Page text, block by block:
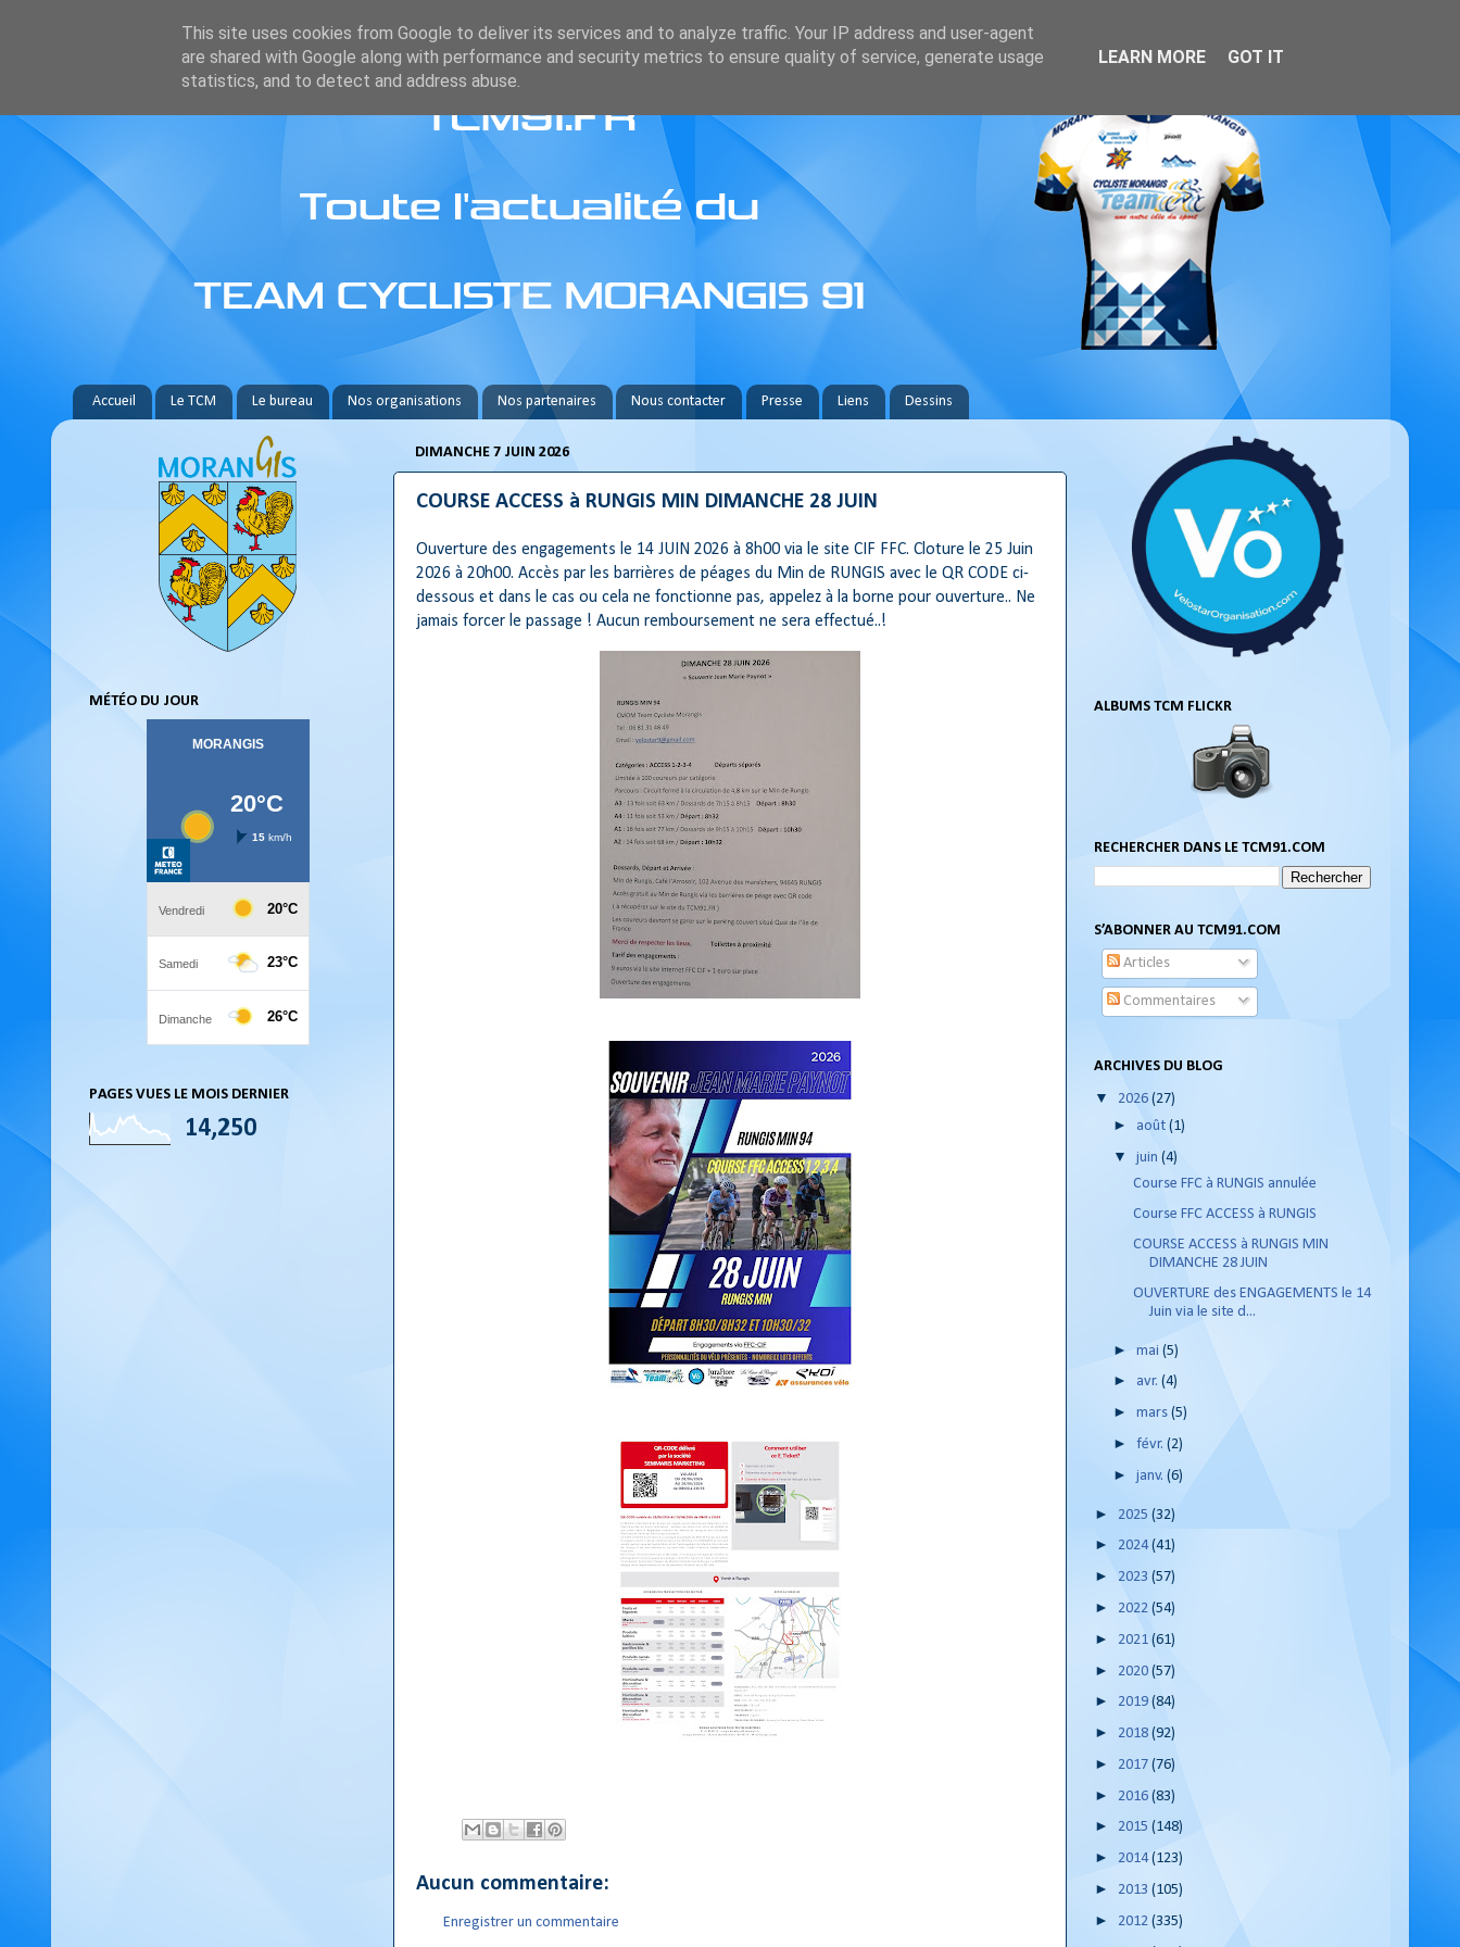
Accueil Le TCM Le bureau Nos organisations Nos partenaires Nous contacter Presse Liens Dessins
DIMANCHE 7 JUIN 2026
COURSE ACCESS à RUNGIS MIN DIMANCHE 28 JUIN
Ouverture des engagements le 14 JUIN 2026 à 8h00 via le site CIF FFC. Cloture le 25 Juin
2026 à 20h00. Accès par les barrières de péages du Min de RUNGIS avec le QR CODE ci-
dessous et dans le cas ou cela ne fonctionne pas, appelez à la borne pour ouverture.. Ne
jamais forcer le passage ! Aucun remboursement ne sera effectué..!
Aucun commentaire:
Enregistrer un commentaire
MÉTÉO DU JOUR
PAGES VUES LE MOIS DERNIER
14,250
ALBUMS TCM FLICKR
RECHERCHER DANS LE TCM91.COM
S’ABONNER AU TCM91.COM
Articles
Commentaires
ARCHIVES DU BLOG
▼ 2026 (27)
► août(1)
▼juin(4)
Course FFC à RUNGIS annulée
Course FFC ACCESS à RUNGIS
COURSE ACCESS à RUNGIS MIN
DIMANCHE 28 JUIN
OUVERTURE des ENGAGEMENTS le 14
Juin via le site d...
► mai(5)
► avr.(4)
►mars(5)
►févr.(2)
►janv.(6)
► 2025 (32)
► 2024(41)
► 2023 (57)
► 2022 (54)
► 2021 (61)
► 2020 (57)
► 2019 (84)
► 2018 (92)
► 2017 (76)
► 2016 (83)
► 2015 (148)
► 2014(123)
► 2013 (105)
► 2012 (335)
This site uses cookies from Google to deliver its services and to analyze traffic. Your IP address and user-agent
are shared with Google along with performance and security metrics to ensure quality of service, generate usage
statistics, and to detect and address abuse.
LEARN MORE GOT IT